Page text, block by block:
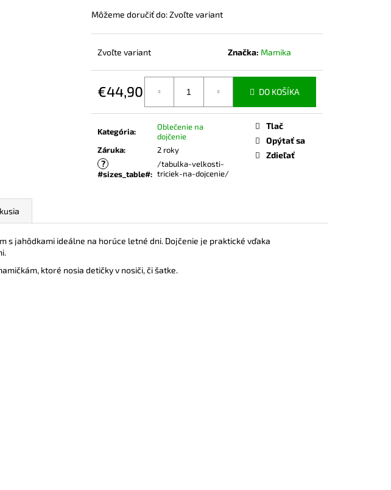
Môžeme doručiť do:Zvoľte variant
Zvoľte variant Značka: Mamika
€44,90
cena:
DO KOŠÍKA
Kategória:
Oblečenie na
dojčenie
Záruka: 2 roky
?
#sizes_table#:
/tabulka-velkosti-
triciek-na-dojcenie/
Tlač
Opýtať sa
Zdieľať
s jahôdkami ideálne na horúce letné dni. Dojčenie je praktické vďaka
ktoré nosia detičky v nosiči, či šatke.